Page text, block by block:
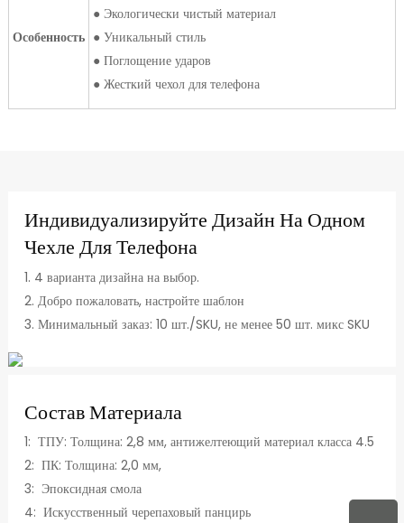
Особенность
● Экологически чистый материал
● Уникальный стиль
● Поглощение ударов
● Жесткий чехол для телефона
Индивидуализируйте Дизайн На Одном
Чехле Для Телефона
1. 4 варианта дизайна на выбор.
2. Добро пожаловать, настройте шаблон
3. Минимальный заказ: 10 шт./SKU, не менее 50 шт. микс SKU
Состав Материала
1: ТПУ: Толщина: 2,8 мм, антижелтеющий материал класса 4.5
2: ПК: Толщина: 2,0 мм,
3: Эпоксидная смола
4: Искусственный черепаховый панцирь